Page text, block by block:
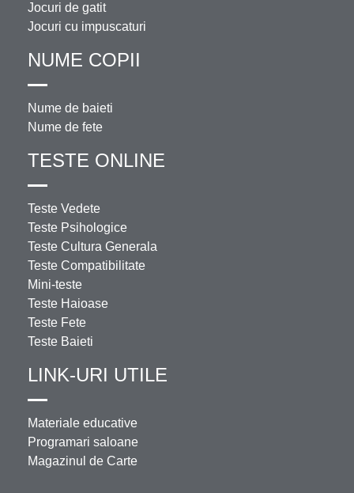
Jocuri de gatit
Jocuri cu impuscaturi
NUME COPII
Nume de baieti
Nume de fete
TESTE ONLINE
Teste Vedete
Teste Psihologice
Teste Cultura Generala
Teste Compatibilitate
Mini-teste
Teste Haioase
Teste Fete
Teste Baieti
LINK-URI UTILE
Materiale educative
Programari saloane
Magazinul de Carte